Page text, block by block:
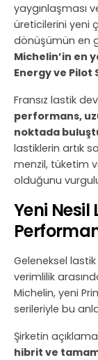
yaygınlaşması
üreticilerini yeni
dönüşümün en
Michelin’in en
Energy ve Pilot
Fransız lastik
performans,
noktada
lastiklerin artık
menzil, tüketim
olduğunu
Yeni Nesil
Geleneksel
verimlilik
Michelin, yeni
serileriyle bu
Şirketin
hibrit ve